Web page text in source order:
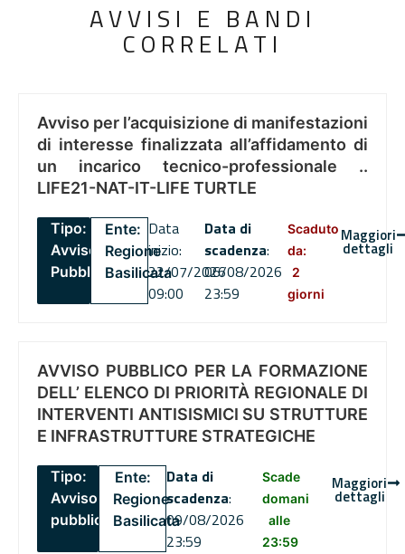
AVVISI E BANDI
CORRELATI
Avviso per l’acquisizione di manifestazioni
di interesse finalizzata all’affidamento di
un incarico tecnico-professionale ..
LIFE21-NAT-IT-LIFE TURTLE
Tipo:
Avviso
Pubblico
Ente:
Regione
Basilicata
Data
inizio:
22/07/2026
09:00
Data di
scadenza:
06/08/2026
23:59
Scaduto
da:
2
giorni
Maggiori
dettagli
AVVISO PUBBLICO PER LA FORMAZIONE
DELL’ ELENCO DI PRIORITÀ REGIONALE DI
INTERVENTI ANTISISMICI SU STRUTTURE
E INFRASTRUTTURE STRATEGICHE
Tipo:
Avviso
pubblico
Ente:
Regione
Basilicata
Data di
scadenza:
09/08/2026
23:59
Scade
domani
alle
23:59
Maggiori
dettagli